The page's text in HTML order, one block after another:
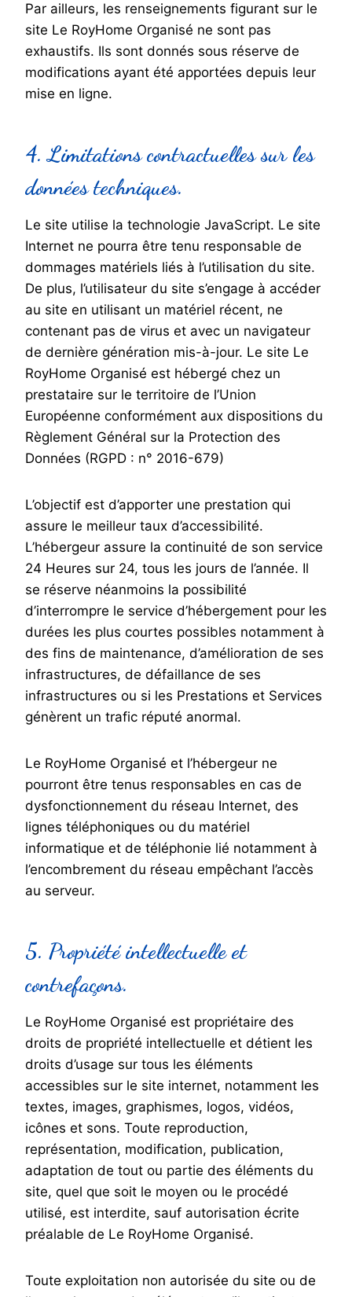
Par ailleurs, les renseignements figurant sur le
site Le RoyHome Organisé ne sont pas
exhaustifs. Ils sont donnés sous réserve de
modifications ayant été apportées depuis leur
mise en ligne.
4. Limitations contractuelles sur les
données techniques.
Le site utilise la technologie JavaScript. Le site
Internet ne pourra être tenu responsable de
dommages matériels liés à l’utilisation du site.
De plus, l’utilisateur du site s’engage à accéder
au site en utilisant un matériel récent, ne
contenant pas de virus et avec un navigateur
de dernière génération mis-à-jour. Le site Le
RoyHome Organisé est hébergé chez un
prestataire sur le territoire de l’Union
Européenne conformément aux dispositions du
Règlement Général sur la Protection des
Données (RGPD : n° 2016-679)
L’objectif est d’apporter une prestation qui
assure le meilleur taux d’accessibilité.
L’hébergeur assure la continuité de son service
24 Heures sur 24, tous les jours de l’année. Il
se réserve néanmoins la possibilité
d’interrompre le service d’hébergement pour les
durées les plus courtes possibles notamment à
des fins de maintenance, d’amélioration de ses
infrastructures, de défaillance de ses
infrastructures ou si les Prestations et Services
génèrent un trafic réputé anormal.
Le RoyHome Organisé et l’hébergeur ne
pourront être tenus responsables en cas de
dysfonctionnement du réseau Internet, des
lignes téléphoniques ou du matériel
informatique et de téléphonie lié notamment à
l’encombrement du réseau empêchant l’accès
au serveur.
5. Propriété intellectuelle et
contrefaçons.
Le RoyHome Organisé est propriétaire des
droits de propriété intellectuelle et détient les
droits d’usage sur tous les éléments
accessibles sur le site internet, notamment les
textes, images, graphismes, logos, vidéos,
icônes et sons. Toute reproduction,
représentation, modification, publication,
adaptation de tout ou partie des éléments du
site, quel que soit le moyen ou le procédé
utilisé, est interdite, sauf autorisation écrite
préalable de Le RoyHome Organisé.
Toute exploitation non autorisée du site ou de